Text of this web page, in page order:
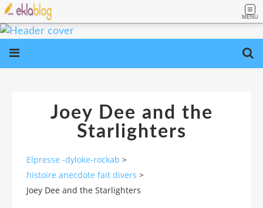
MENU
Joey Dee and the
Starlighters
Elpresse -dyloke-rockab >
histoire anecdote fait divers >
Joey Dee and the Starlighters